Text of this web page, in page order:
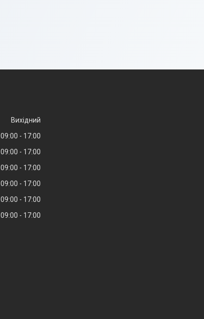
Вихідний
09:00
17:00
09:00
17:00
09:00
17:00
09:00
17:00
09:00
17:00
09:00 17:00